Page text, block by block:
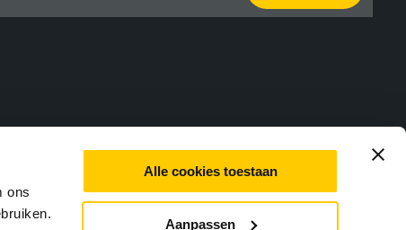
ons
Alle cookies toestaan
Aanpassen